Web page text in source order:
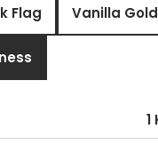
Flag Vanilla Gold
1